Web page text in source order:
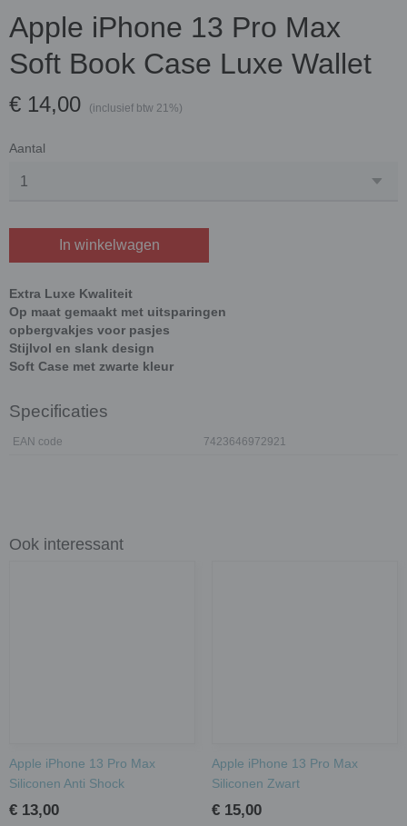
Apple iPhone 13 Pro Max
Soft Book Case Luxe Wallet
€ 14,00 (inclusief btw 21%)
Aantal
In winkelwagen
Extra Luxe Kwaliteit
Op maat gemaakt met uitsparingen
opbergvakjes voor pasjes
Stijlvol en slank design
Soft Case met zwarte kleur
Specificaties
EAN code 7423646972921
Ook interessant
Apple iPhone 13 Pro Max
Siliconen Anti Shock
€ 13,00
Apple iPhone 13 Pro Max
Siliconen Zwart
€ 15,00